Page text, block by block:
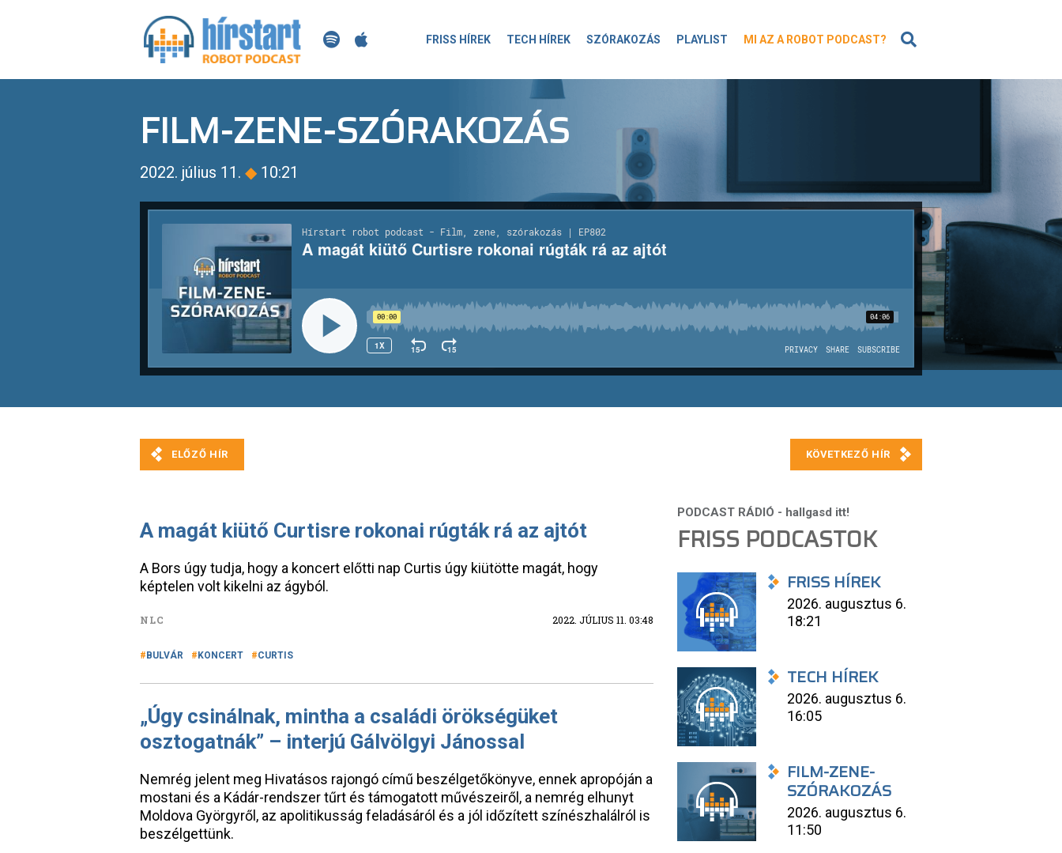
FRISS HÍREK TECH HÍREK SZÓRAKOZÁS PLAYLIST MI AZ A ROBOT PODCAST?
FILM-ZENE-SZÓRAKOZÁS
2022. július 11. ◆ 10:21
A magát kiütő Curtisre rokonai rúgták rá az ajtót
A Bors úgy tudja, hogy a koncert előtti nap Curtis úgy kiütötte magát, hogy
képtelen volt kikelni az ágyból.
NLC 2022. JÚLIUS 11. 03:48
BULVÁR KONCERT CURTIS
„Úgy csinálnak, mintha a családi örökségüket
osztogatnák” – interjú Gálvölgyi Jánossal
Nemrég jelent meg Hivatásos rajongó című beszélgetőkönyve, ennek apropóján a
mostani és a Kádár-rendszer tűrt és támogatott művészeiről, a nemrég elhunyt
Moldova Györgyről, az apolitikusság feladásáról és a jól időzített színészhalálról is
beszélgettünk.
FRISS PODCASTOK
FRISS HÍREK
2026. augusztus 6.
18:21
TECH HÍREK
2026. augusztus 6.
16:05
FILM-ZENE-
SZÓRAKOZÁS
2026. augusztus 6.
11:50